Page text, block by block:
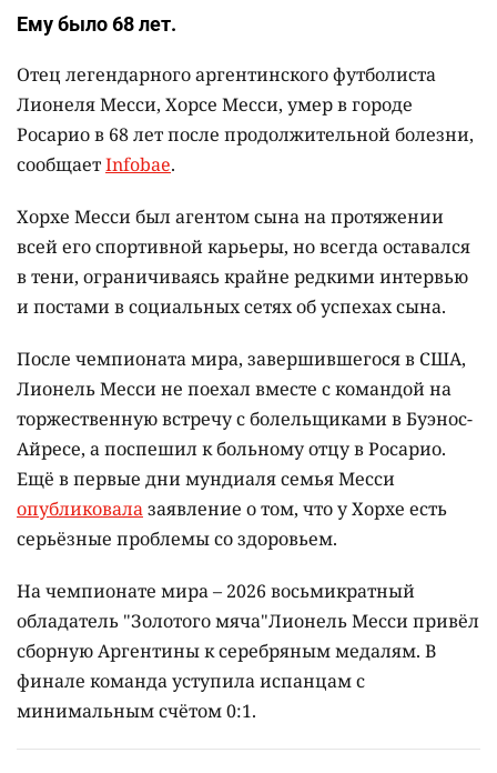
Ему было 68 лет.
Отец легендарного аргентинского футболиста
Лионеля Месси, Хорсе Месси, умер в городе
Росарио в 68 лет после продолжительной болезни,
сообщаетInfobae.
Хорхе Месси был агентом сына на протяжении
всей его спортивной карьеры, но всегда оставался
в тени, ограничиваясь крайне редкими интервью
и постами в социальных сетях об успехах сына.
После чемпионата мира, завершившегося в США,
Лионель Месси не поехал вместе с командой на
торжественную встречу с болельщиками в Буэнос-
Айресе, а поспешил к больному отцу в Росарио.
Ещё в первые дни мундиаля семья Месси
опубликовалазаявление о том, что у Хорхе есть
серьёзные проблемы со здоровьем.
На чемпионате мира – 2026 восьмикратный
обладатель "Золотого мяча"Лионель Месси привёл
сборную Аргентины к серебряным медалям. В
финале команда уступила испанцам с
минимальным счётом 0:1.